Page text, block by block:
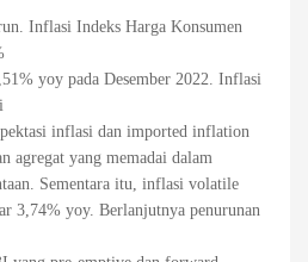
Inflasi Indeks Harga Konsumen
yoy pada Desember 2022. Inflasi
inflasi dan imported inflation
agregat yang memadai dalam
Sementara itu, inflasi volatile
3,74% yoy. Berlanjutnya penurunan